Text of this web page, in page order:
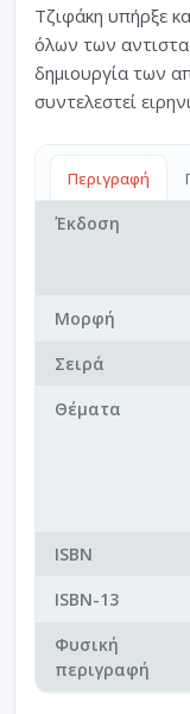
Τζιφάκη υπήρξε
όλων των
δημιουργία των
συντελεστεί
Περιγραφή
Έκδοση
Μορφή
Σειρά
Θέματα
ISBN
ISBN-13
Φυσική
περιγραφή